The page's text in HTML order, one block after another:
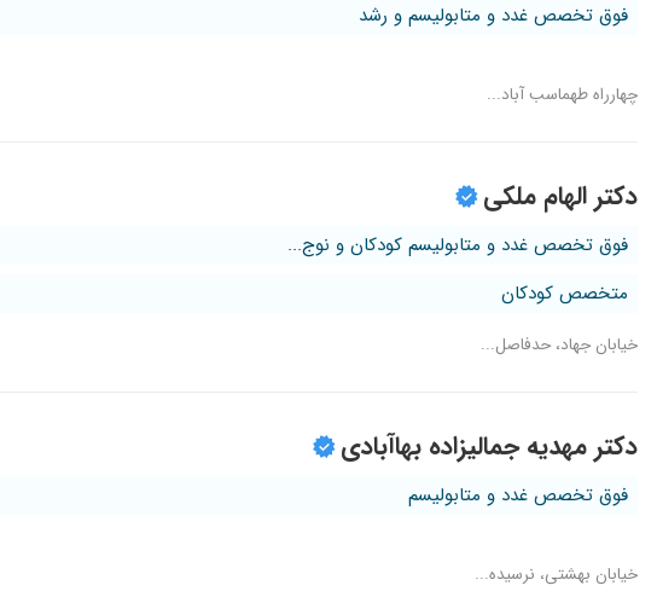
فوق تخصص غدد و متابولیسم و رشد
چهارراه طهماسب آباد...
دکتر الهام ملکی
فوق تخصص غدد و متابولیسم کودکان و نوج...
متخصص کودکان
خیابان جهاد، حدفاصل...
دکتر مهدیه جمالیزاده بهاآبادی
فوق تخصص غدد و متابولیسم
خیابان بهشتی، نرسیده...